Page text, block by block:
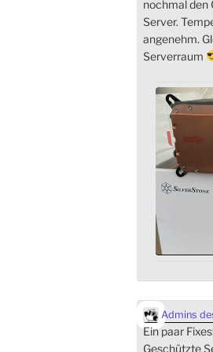
nochmal den
Server.
angenehm.
Serverraum
Admins
Ein paar
Geschützte